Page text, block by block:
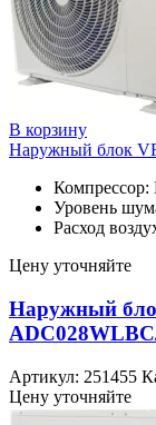
В корзину
Наружный блок
Уровень
Расход
Цену уточняйте
Наружный
Артикул: 251455
Цену уточняйте